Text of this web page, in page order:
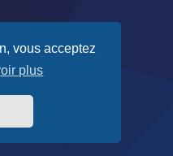
vous acceptez
plus